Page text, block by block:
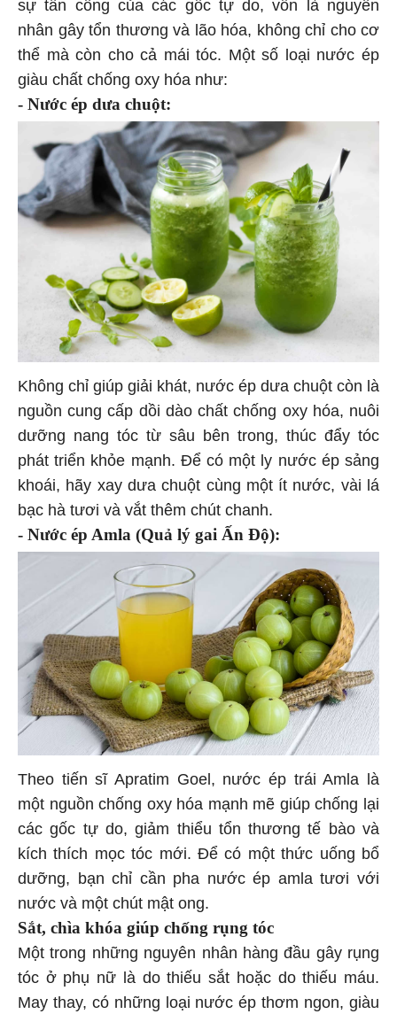
sự tấn công của các gốc tự do, vốn là nguyên
nhân gây tổn thương và lão hóa, không chỉ cho cơ
thể mà còn cho cả mái tóc. Một số loại nước ép
giàu chất chống oxy hóa như:
- Nước ép dưa chuột:
Không chỉ giúp giải khát, nước ép dưa chuột còn là
nguồn cung cấp dồi dào chất chống oxy hóa, nuôi
dưỡng nang tóc từ sâu bên trong, thúc đẩy tóc
phát triển khỏe mạnh. Để có một ly nước ép sảng
khoái, hãy xay dưa chuột cùng một ít nước, vài lá
bạc hà tươi và vắt thêm chút chanh.
- Nước ép Amla (Quả lý gai Ấn Độ):
Theo tiến sĩ Apratim Goel, nước ép trái Amla là
một nguồn chống oxy hóa mạnh mẽ giúp chống lại
các gốc tự do, giảm thiểu tổn thương tế bào và
kích thích mọc tóc mới. Để có một thức uống bổ
dưỡng, bạn chỉ cần pha nước ép amla tươi với
nước và một chút mật ong.
Sắt, chìa khóa giúp chống rụng tóc
Một trong những nguyên nhân hàng đầu gây rụng
tóc ở phụ nữ là do thiếu sắt hoặc do thiếu máu.
May thay, có những loại nước ép thơm ngon, giàu